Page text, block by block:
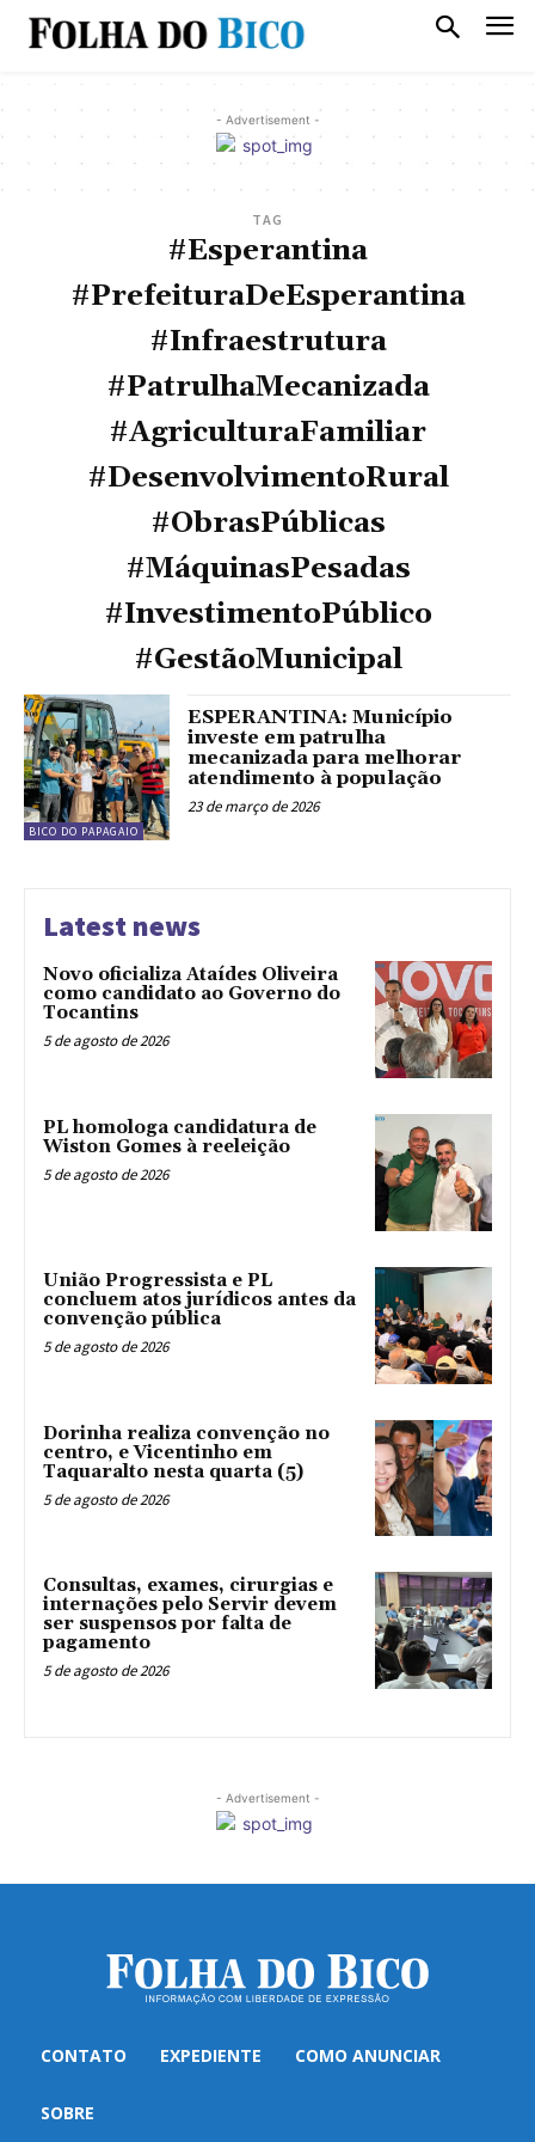
- Advertisement -
TAG
#Esperantina
#PrefeituraDeEsperantina
#Infraestrutura
#PatrulhaMecanizada
#AgriculturaFamiliar
#DesenvolvimentoRural
#ObrasPúblicas
#MáquinasPesadas
#InvestimentoPúblico
#GestãoMunicipal
BICO DO PAPAGAIO
ESPERANTINA: Município
investe em patrulha
mecanizada para melhorar
atendimento à população
23 de março de 2026
Latest news
Novo oficializa Ataídes Oliveira
como candidato ao Governo do
Tocantins
5 de agosto de 2026
PL homologa candidatura de
Wiston Gomes à reeleição
5 de agosto de 2026
União Progressista e PL
concluem atos jurídicos antes da
convenção pública
5 de agosto de 2026
Dorinha realiza convenção no
centro, e Vicentinho em
Taquaralto nesta quarta (5)
5 de agosto de 2026
Consultas, exames, cirurgias e
internações pelo Servir devem
ser suspensos por falta de
pagamento
5 de agosto de 2026
- Advertisement -
CONTATO EXPEDIENTE COMO ANUNCIAR
SOBRE